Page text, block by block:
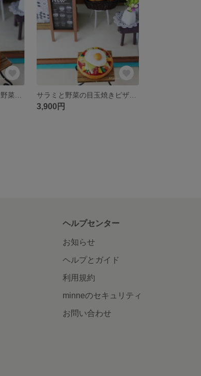
3,900円
ヘルプセンター
お知らせ
ヘルプとガイド
利用規約
minneのセキュリティ
お問い合わせ